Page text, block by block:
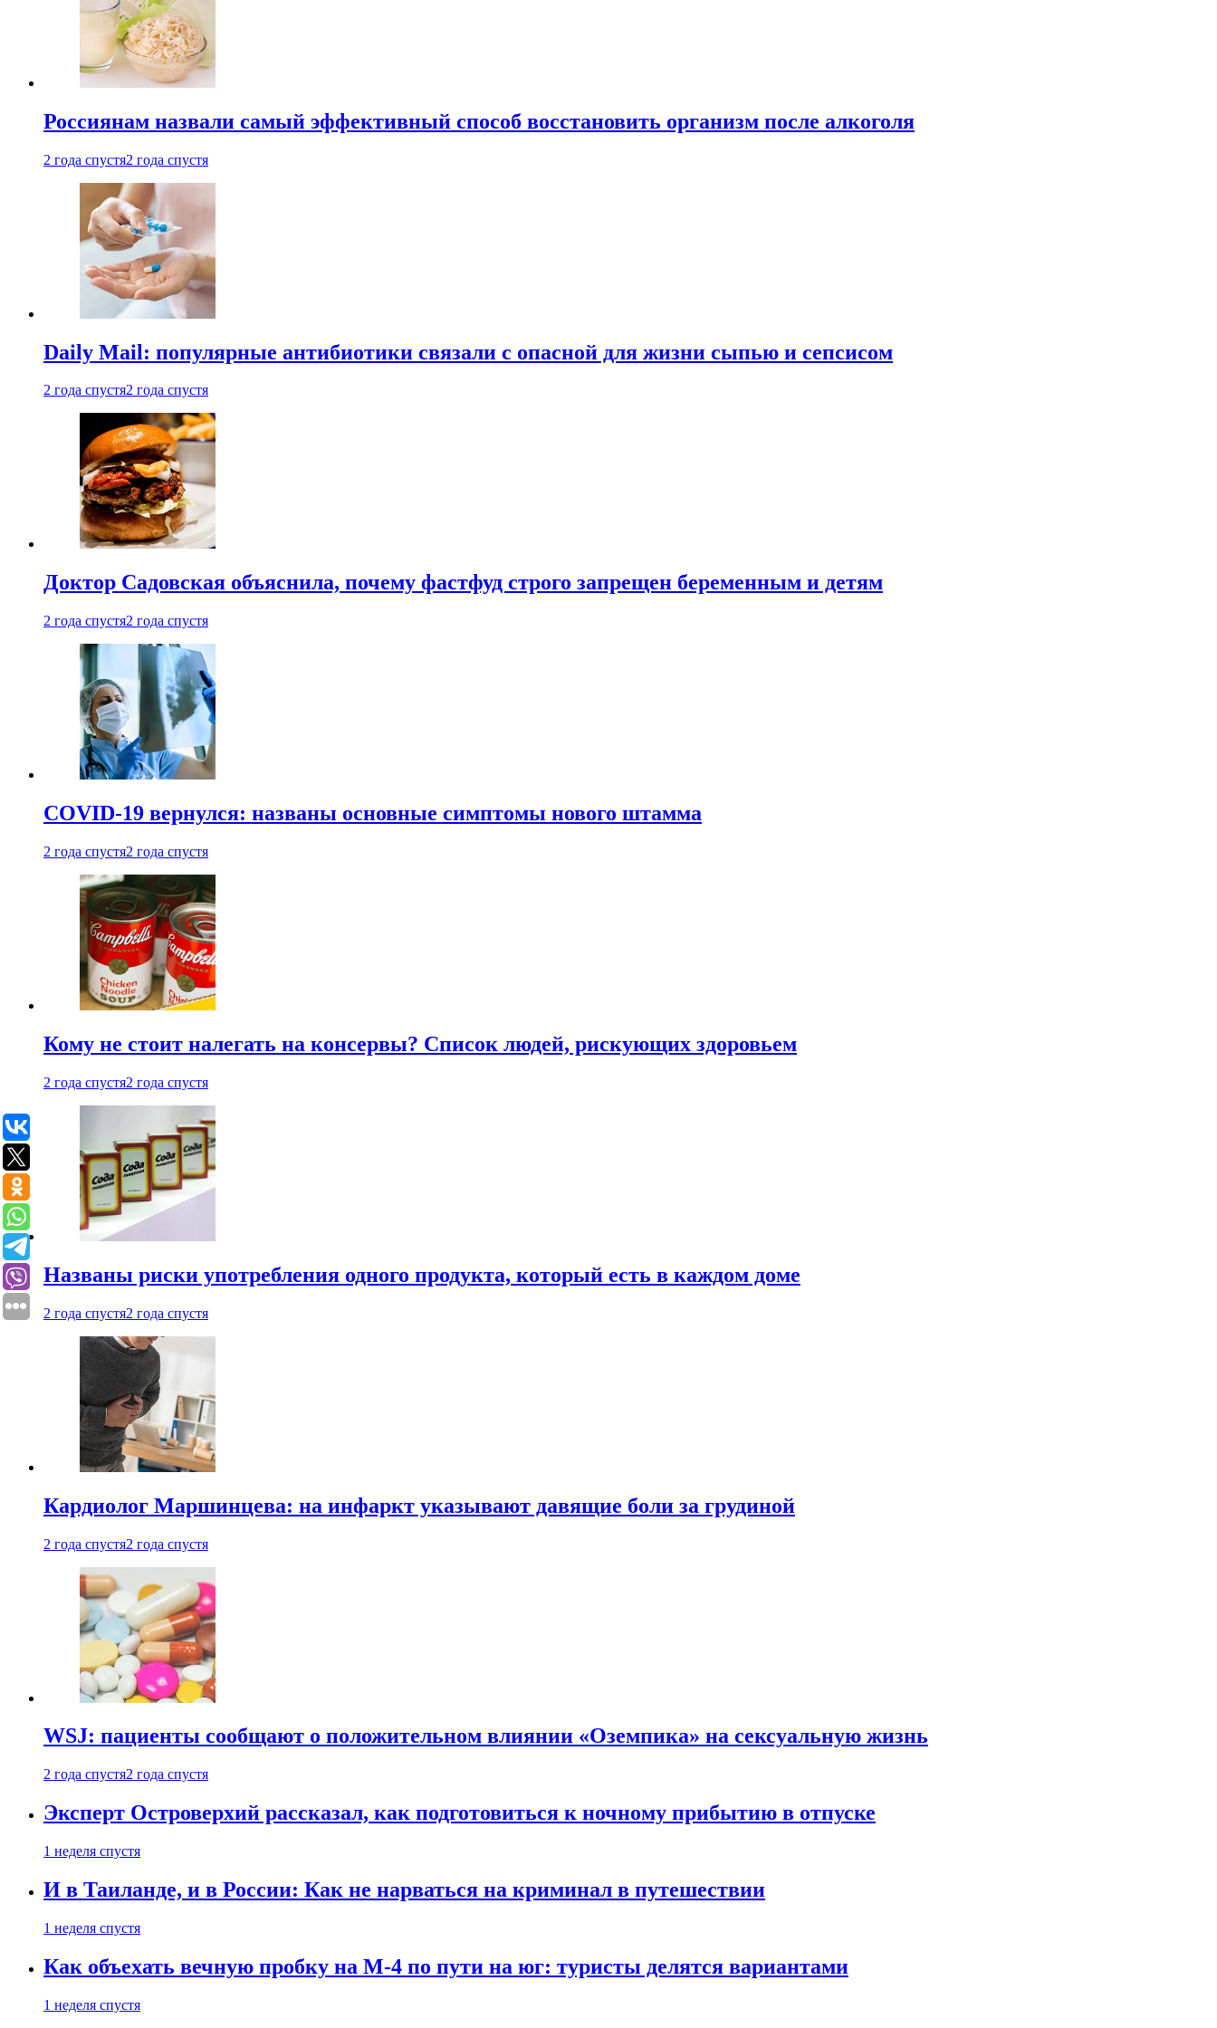
Россиянам назвали самый эффективный способ восстановить организм после алкоголя
2 года спустя2 года спустя
Daily Mail: популярные антибиотики связали с опасной для жизни сыпью и сепсисом
2 года спустя2 года спустя
Доктор Садовская объяснила, почему фастфуд строго запрещен беременным и детям
2 года спустя2 года спустя
COVID-19 вернулся: названы основные симптомы нового штамма
2 года спустя2 года спустя
Кому не стоит налегать на консервы? Список людей, рискующих здоровьем
2 года спустя2 года спустя
Названы риски употребления одного продукта, который есть в каждом доме
2 года спустя2 года спустя
Кардиолог Маршинцева: на инфаркт указывают давящие боли за грудиной
2 года спустя2 года спустя
WSJ: пациенты сообщают о положительном влиянии «Оземпика» на сексуальную жизнь
2 года спустя2 года спустя
Эксперт Островерхий рассказал, как подготовиться к ночному прибытию в отпуске
1 неделя спустя
И в Таиланде, и в России: Как не нарваться на криминал в путешествии
1 неделя спустя
Как объехать вечную пробку на М-4 по пути на юг: туристы делятся вариантами
1 неделя спустя